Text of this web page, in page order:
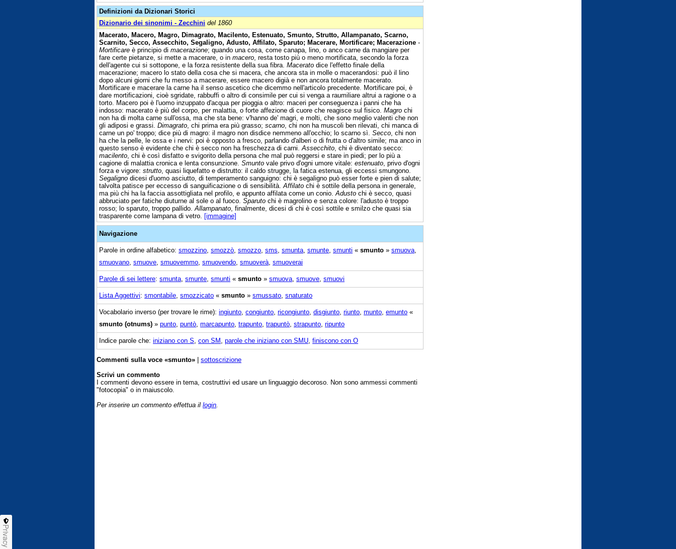
Definizioni da Dizionari Storici
Dizionario dei sinonimi - Zecchini del 1860
Macerato, Macero, Magro, Dimagrato, Macilento, Estenuato, Smunto, Strutto, Allampanato, Scarno,
Scarnito, Secco, Assecchito, Segaligno, Adusto, Affilato, Sparuto; Macerare, Mortificare; Macerazione -
Mortificare è principio di macerazione; quando una cosa, come canapa, lino, o anco carne da mangiare per
fare certe pietanze, si mette a macerare, o in macero , resta tosto più o meno mortificata, secondo la forza
dell'agente cui si sottopone, e la forza resistente della sua fibra. Macerato dice l'effetto finale della
macerazione; macero lo stato della cosa che si macera, che ancora sta in molle o macerandosi: può il lino
dopo alcuni giorni che fu messo a macerare, essere macero digià e non ancora totalmente macerato.
Mortificare e macerare la carne ha il senso ascetico che dicemmo nell'articolo precedente. Mortificare poi, è
dare mortificazioni, cioè sgridate, rabbuffi o altro di consimile per cui si venga a raumiliare altrui a ragione o a
torto. Macero poi è l'uomo inzuppato d'acqua per pioggia o altro: maceri per conseguenza i panni che ha
indosso: macerato è più del corpo, per malattia, o forte affezione di cuore che reagisce sul fisico. Magro chi
non ha di molta carne sull'ossa, ma che sta bene: v'hanno de' magri, e molti, che sono meglio valenti che non
gli adiposi e grassi. Dimagrato , chi prima era più grasso; scarno , chi non ha muscoli ben rilevati, chi manca di
carne un po' troppo; dice più di magro: il magro non disdice nemmeno all'occhio; lo scarno sì. Secco , chi non
ha che la pelle, le ossa e i nervi: poi è opposto a fresco, parlando d'alberi o di frutta o d'altro simile; ma anco in
questo senso è evidente che chi è secco non ha freschezza di carni. Assecchito , chi è diventato secco:
macilento , chi è così disfatto e svigorito della persona che mal può reggersi e stare in piedi; per lo più a
cagione di malattia cronica e lenta consunzione. Smunto vale privo d'ogni umore vitale: estenuato , privo d'ogni
forza e vigore: strutto , quasi liquefatto e distrutto: il caldo strugge, la fatica estenua, gli eccessi smungono.
Segaligno dicesi d'uomo asciutto, di temperamento sanguigno: chi è segaligno può esser forte e pien di salute;
talvolta patisce per eccesso di sanguificazione o di sensibilità. Affilato chi è sottile della persona in generale,
ma più chi ha la faccia assottigliata nel profilo, e appunto affilata come un conio. Adusto chi è secco, quasi
abbruciato per fatiche diuturne al sole o al fuoco. Sparuto chi è magrolino e senza colore: l'adusto è troppo
rosso; lo sparuto, troppo pallido. Allampanato , finalmente, dicesi di chi è così sottile e smilzo che quasi sia
trasparente come lampana di vetro. [immagine]
Navigazione
Parole in ordine alfabetico: smozzino smozzò smozzo sms smunta smunte smunti « smunto » smuova
smuovano smuove smuovemmo smuovendo smuoverà smuoverai
Parole di sei lettere: smunta smunte smunti « smunto » smuova smuove smuovi
Lista Aggettivi: smontabile smozzicato « smunto » smussato snaturato
Vocabolario inverso (per trovare le rime): ingiunto congiunto ricongiunto disgiunto riunto munto emunto «
smunto (otnums) » punto puntò marcapunto trapunto trapuntò strapunto ripunto
Indice parole che: iniziano con S con SM parole che iniziano con SMU finiscono con O
Commenti sulla voce «smunto» | sottoscrizione
Scrivi un commento
I commenti devono essere in tema, costruttivi ed usare un linguaggio decoroso. Non sono ammessi commenti
"fotocopia" o in maiuscolo.
Per inserire un commento effettua il login
Privacy